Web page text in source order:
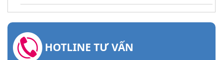
HOTLINE TƯ VẤN